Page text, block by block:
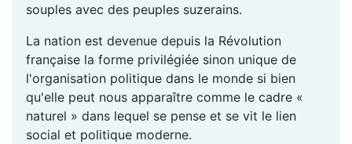
souples avec des peuples suzerains.
La nation est devenue depuis la Révolution
française la forme privilégiée sinon unique de
l'organisation politique dans le monde si bien
qu'elle peut nous apparaître comme le cadre «
naturel » dans lequel se pense et se vit le lien
social et politique moderne.